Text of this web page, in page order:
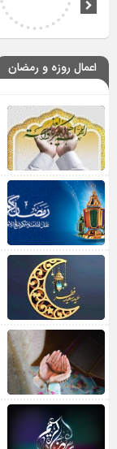
اعمال روزه و رمضان